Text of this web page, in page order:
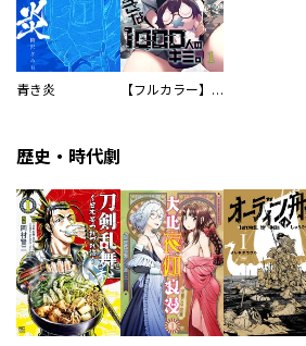
青き炎 【フルカラー】さよなら、私の大好きな１０００人のキミ。
歴史・時代劇